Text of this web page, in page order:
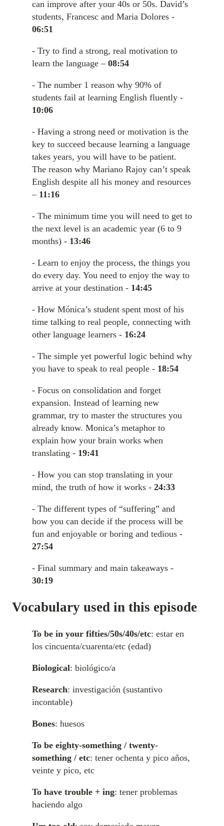
can improve after your 40s or 50s. David’s
students, Francesc and Maria Dolores -
06:51
- Try to find a strong, real motivation to
learn the language – 08:54
- The number 1 reason why 90% of
students fail at learning English fluently -
10:06
- Having a strong need or motivation is the
key to succeed because learning a language
takes years, you will have to be patient.
The reason why Mariano Rajoy can’t speak
English despite all his money and resources
– 11:16
- The minimum time you will need to get to
the next level is an academic year (6 to 9
months) - 13:46
- Learn to enjoy the process, the things you
do every day. You need to enjoy the way to
arrive at your destination - 14:45
- How Mónica’s student spent most of his
time talking to real people, connecting with
other language learners - 16:24
- The simple yet powerful logic behind why
you have to speak to real people - 18:54
- Focus on consolidation and forget
expansion. Instead of learning new
grammar, try to master the structures you
already know. Monica’s metaphor to
explain how your brain works when
translating - 19:41
- How you can stop translating in your
mind, the truth of how it works - 24:33
- The different types of “suffering” and
how you can decide if the process will be
fun and enjoyable or boring and tedious -
27:54
- Final summary and main takeaways -
30:19
Vocabulary used in this episode
To be in your fifties/50s/40s/etc: estar en
los cincuenta/cuarenta/etc (edad)
Biological: biológico/a
Research: investigación (sustantivo
incontable)
Bones: huesos
To be eighty-something / twenty-
something / etc: tener ochenta y pico años,
veinte y pico, etc
To have trouble + ing: tener problemas
haciendo algo